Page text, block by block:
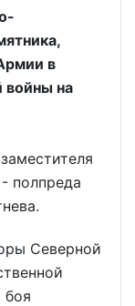
в
войны на
полпреда
Северной
боя